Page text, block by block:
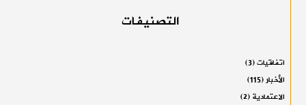
التصنيفات
اتفاقيات(3)
الأخبار(115)
الاعتمادية(2)